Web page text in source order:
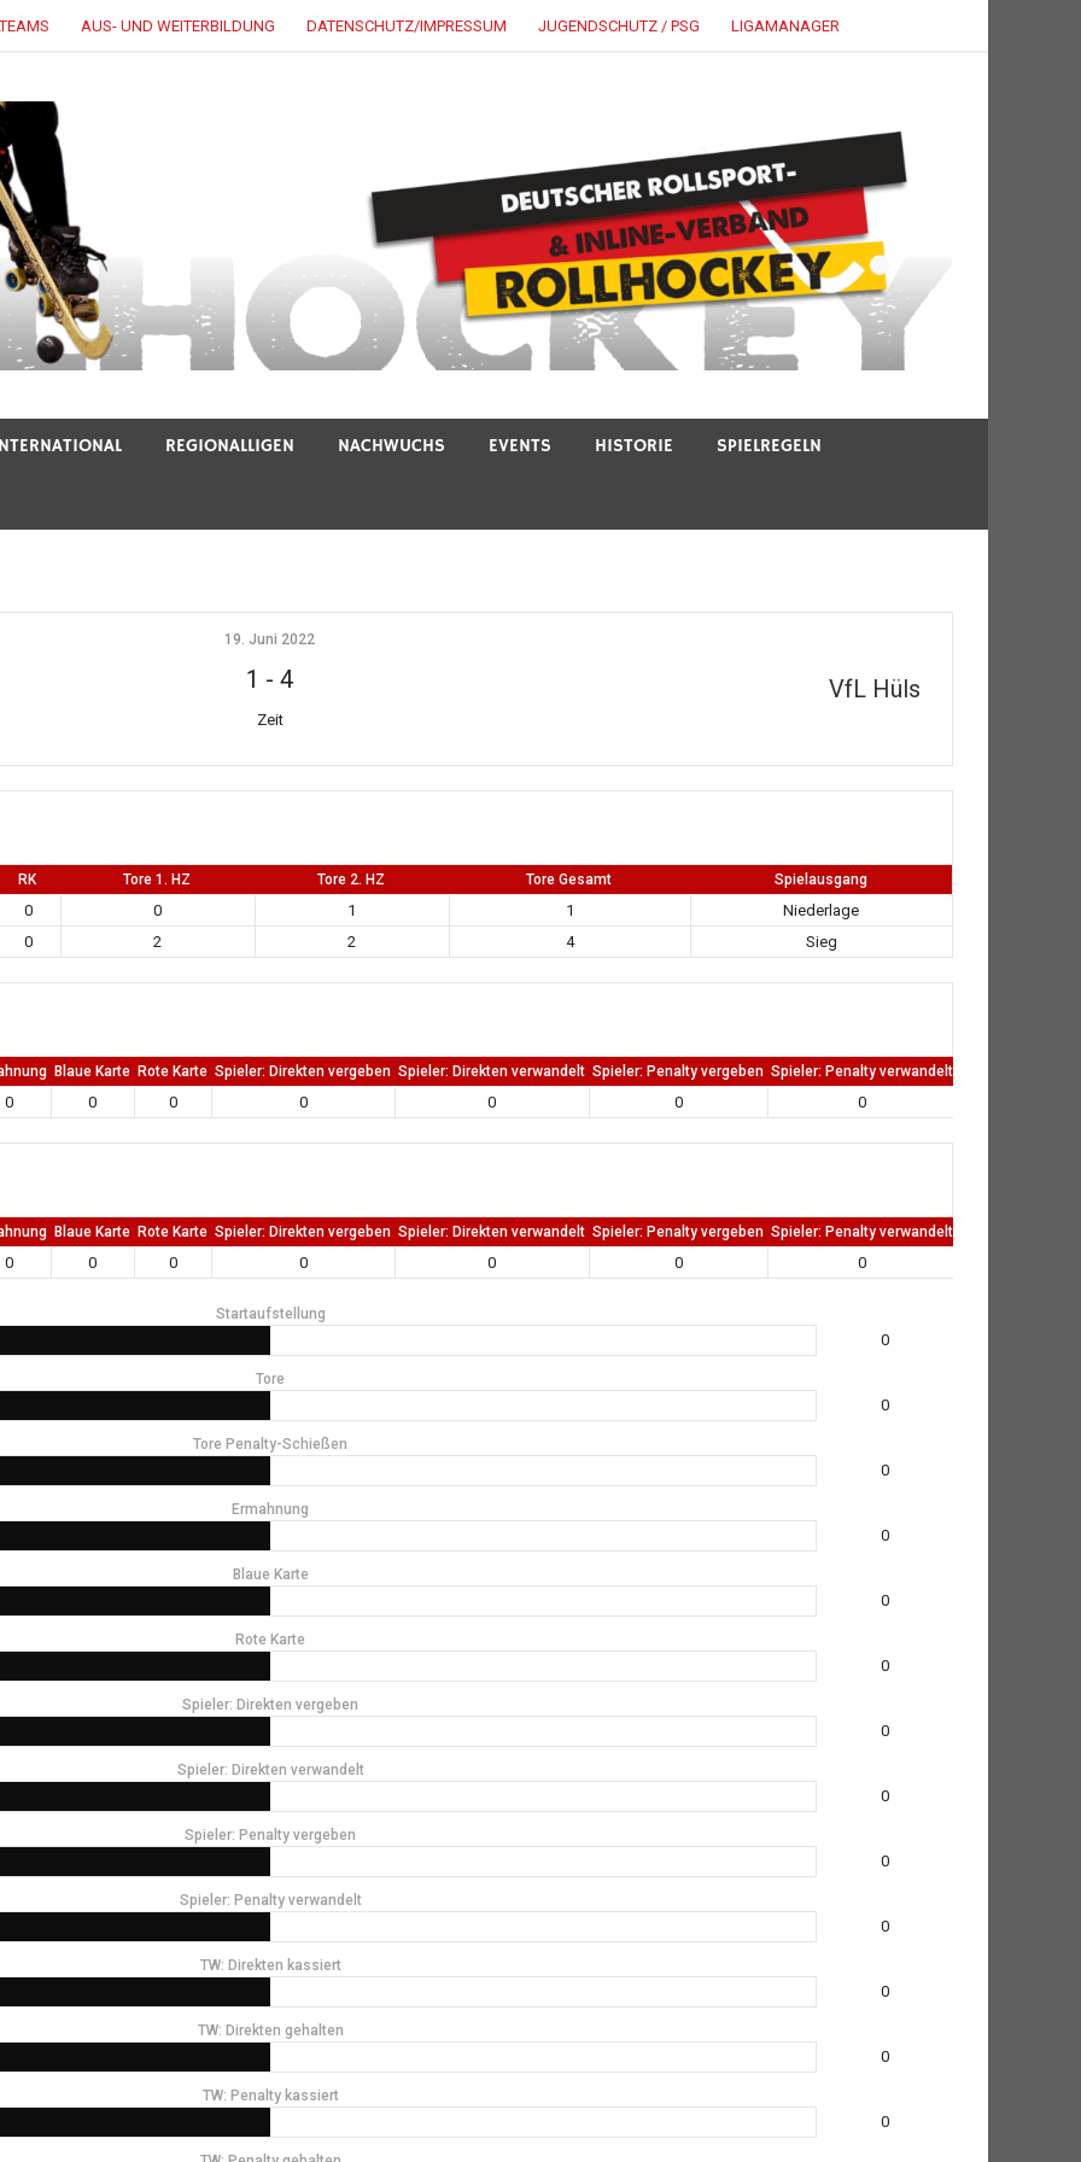
AUS- UND WEITERBILDUNG DATENSCHUTZ/IMPRESSUM JUGENDSCHUTZ / PSG LIGAMANAGER
REGIONALLIGEN NACHWUCHS EVENTS HISTORIE SPIELREGELN
VfL Hüls
19. Juni 2022
1 -4
Zeit
RK Tore 1. HZ Tore 2. HZ Tore Gesamt Spielausgang
0 0 1 1
Niederlage
0 2 2 4 Sieg
Blaue Karte Rote Karte Spieler: Direkten vergeben Spieler: Direkten verwandelt Spieler: Penalty vergeben Spieler: Penalty verwandelt
0 0 0 0 0 0 0
Blaue Karte Rote Karte Spieler: Direkten vergeben Spieler: Direkten verwandelt Spieler: Penalty vergeben Spieler: Penalty verwandelt
0 0 0 0 0 0 0
Startaufstellung
0
Tore
0
Tore Penalty-Schießen
0
Ermahnung
0
Blaue Karte
0
Rote Karte
0
Spieler: Direkten vergeben
0
Spieler: Direkten verwandelt
0
Spieler: Penalty vergeben
0
Spieler: Penalty verwandelt
0
TW: Direkten kassiert
0
TW: Direkten gehalten
0
TW: Penalty kassiert
0